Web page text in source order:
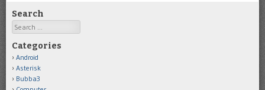
Search
Search
Categories
Android
Asterisk
Bubba3